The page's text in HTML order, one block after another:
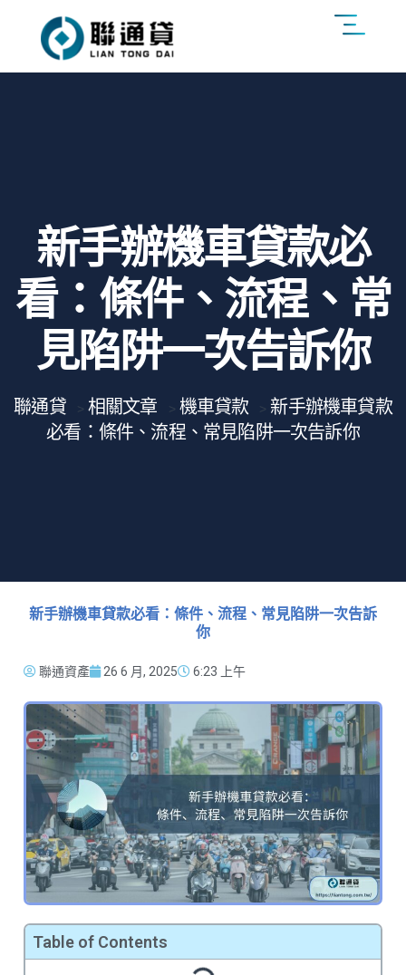
新手辦機車貸款必
看：條件、流程、常
見陷阱一次告訴你
聯通貸 > 相關文章 > 機車貸款 > 新手辦機車貸款
必看：條件、流程、常見陷阱一次告訴你
新手辦機車貸款必看：條件、流程、常見陷阱一次告訴
你
聯通資產 26 6 月, 2025 6:23 上午
Table of Contents